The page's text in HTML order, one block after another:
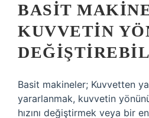
BASIT
KUVVETIN
Basit makineler; Kuvvetten
yararlanmak, kuvvetin
hızını değiştirmek veya bir